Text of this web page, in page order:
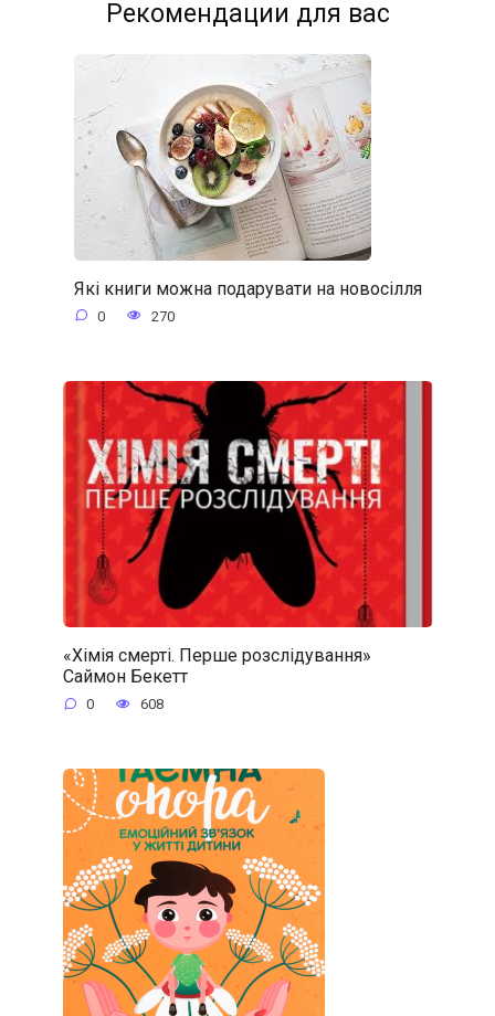
Рекомендации для вас
Які книги можна подарувати на новосілля
0 270
«Хімія смерті. Перше розслідування»
Саймон Бекетт
0 608